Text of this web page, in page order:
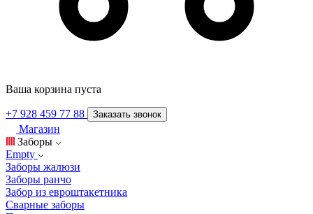
Ваша корзина пуста
+7 928 459 77 88 Заказать звонок
Магазин
Заборы
Empty
Заборы жалюзи
Заборы ранчо
Забор из евроштакетника
Сварные заборы